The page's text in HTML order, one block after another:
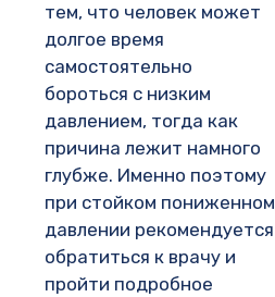
тем, что человек может
долгое время
самостоятельно
бороться с низким
давлением, тогда как
причина лежит намного
глубже. Именно поэтому
при стойком пониженном
давлении рекомендуется
обратиться к врачу и
пройти подробное